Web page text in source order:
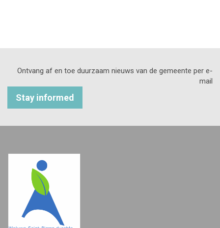
Ontvang af en toe duurzaam nieuws van de gemeente per e-
mail
Stay informed